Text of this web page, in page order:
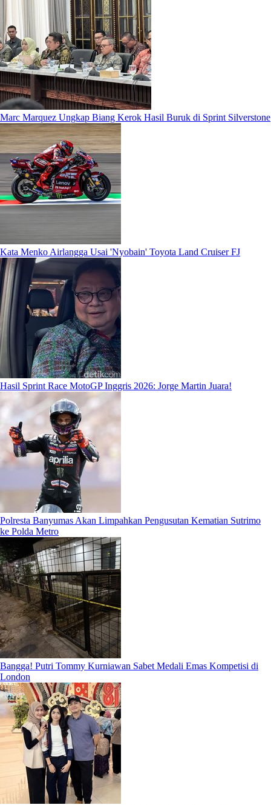
Marc Marquez Ungkap Biang Kerok Hasil Buruk di Sprint Silverstone
Kata Menko Airlangga Usai 'Nyobain' Toyota Land Cruiser FJ
Hasil Sprint Race MotoGP Inggris 2026: Jorge Martin Juara!
Polresta Banyumas Akan Limpahkan Pengusutan Kematian Sutrimo
ke Polda Metro
Bangga! Putri Tommy Kurniawan Sabet Medali Emas Kompetisi di
London